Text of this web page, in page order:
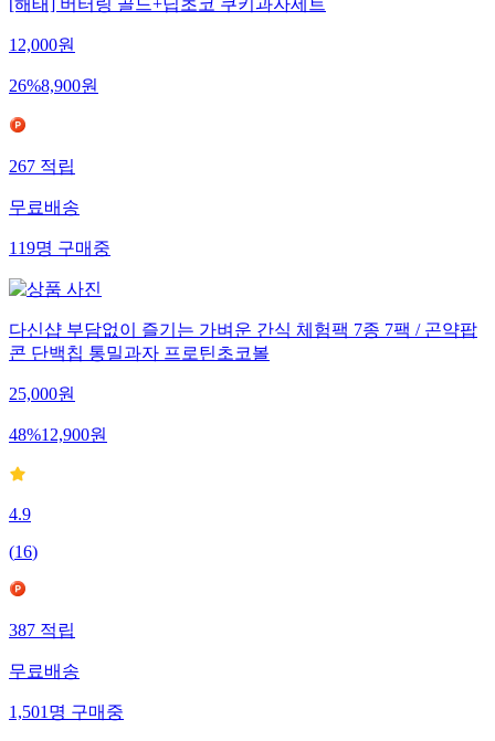
[해태] 버터링 골드+딥초코 쿠키과자세트
12,000원
26%8,900원
267적립
무료배송
119명구매중
다신샵 부담없이 즐기는 가벼운 간식 체험팩 7종 7팩 / 곤약팝
콘 단백칩 통밀과자 프로틴초코볼
25,000원
48%12,900원
4.9
(16)
387적립
무료배송
1,501명구매중